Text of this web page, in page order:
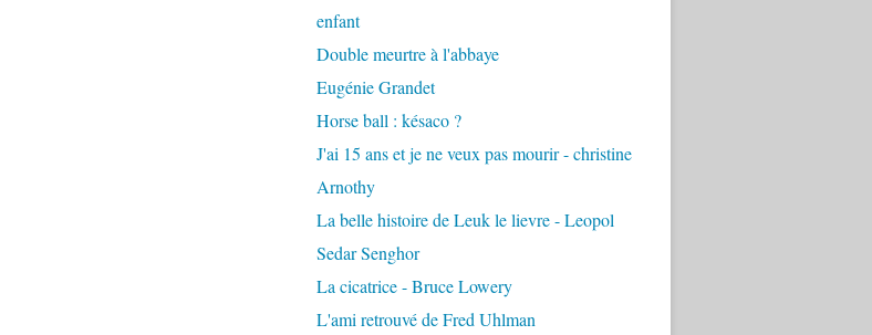
enfant
Double meurtre à l'abbaye
Eugénie Grandet
Horse ball : késaco ?
J'ai 15 ans et je ne veux pas mourir - christine
Arnothy
La belle histoire de Leuk le lievre - Leopol
Sedar Senghor
La cicatrice - Bruce Lowery
L'ami retrouvé de Fred Uhlman